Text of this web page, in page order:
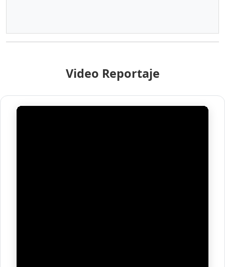
Video Reportaje